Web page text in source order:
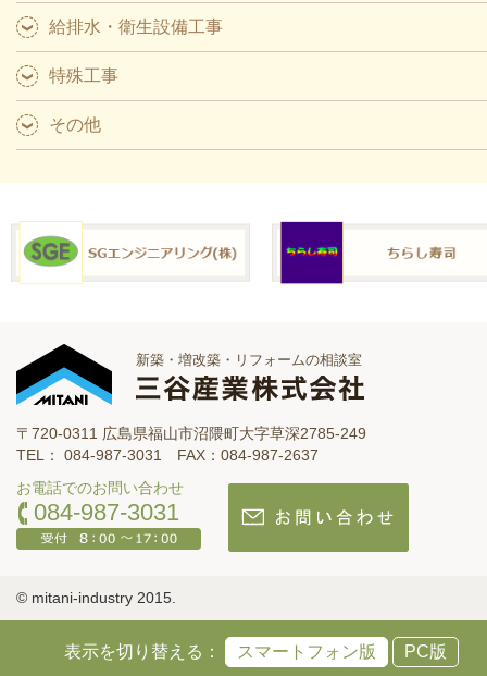
給排水・衛生設備工事
特殊工事
その他
新築・増改築・リフォームの相談室
〒720-0311 広島県福山市沼隈町大字草深2785-249
TEL： 084-987-3031 FAX：084-987-2637
お電話でのお問い合わせ
084-987-3031
© mitani-industry 2015.
表示を切り替える： スマートフォン版 PC版